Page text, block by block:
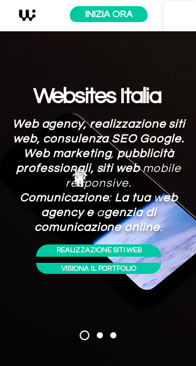
INIZIA ORA
Websites Italia
Web agency, realizzazione siti
web, consulenza SEO Google.
Web marketing,pubblicità
professionali, siti webmobile
responsive.
Comunicazione: La tuaweb
agency eagenzia di
comunicazione online.
REALIZZAZIONE SITI WEB
VISIONA IL PORTFOLIO